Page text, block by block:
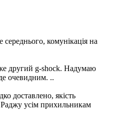
комунікація на
другий g-shock. Надумаю
очевидним. ..
доставлено, якість
Раджу усім прихильникам